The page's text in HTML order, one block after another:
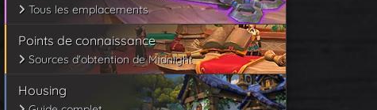
Tous les emplacements
Points de connaissance
Sources d'obtention de Midnight
Housing